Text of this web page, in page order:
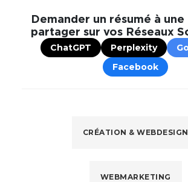
Demander un résumé à une
partager sur vos Réseaux
ChatGPT Perplexity
Facebook
CRÉATION & WEBDESIGN
WEBMARKETING